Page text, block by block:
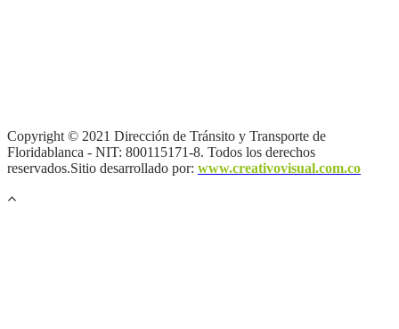
Copyright © 2021 Dirección de Tránsito y Transporte de
Floridablanca - NIT: 800115171-8. Todos los derechos
reservados.Sitio desarrollado por: www.creativovisual.com.co